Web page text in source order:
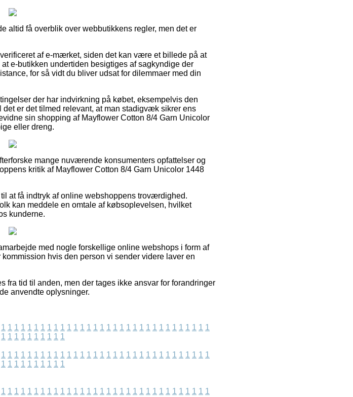
altid få overblik over webbutikkens regler, men det er
af e-mærket, siden det kan være et billede på at
e-butikken undertiden besigtiges af sagkyndige der
for så vidt du bliver udsat for dilemmaer med din
der har indvirkning på købet, eksempelvis den
er det tilmed relevant, at man stadigvæk sikrer ens
sin shopping af Mayflower Cotton 8/4 Garn Unicolor
eller dreng.
mange nuværende konsumenters opfattelser og
kritik af Mayflower Cotton 8/4 Garn Unicolor 1448
at få indtryk af online webshoppens troværdighed.
kan meddele en omtale af købsoplevelsen, hvilket
kunderne.
med nogle forskellige online webshops i form af
hvis den person vi sender videre laver en
fra tid til anden, men der tages ikke ansvar for forandringer
anvendte oplysninger.
1 1 1 1 1 1 1 1 1 1 1 1 1 1 1 1 1 1 1 1 1 1 1 1 1 1 1 1 1 1 1 1
1 1 1 1 1 1 1 1 1 1
1 1 1 1 1 1 1 1 1 1 1 1 1 1 1 1 1 1 1 1 1 1 1 1 1 1 1 1 1 1 1 1
1 1 1 1 1 1 1 1 1 1
1 1 1 1 1 1 1 1 1 1 1 1 1 1 1 1 1 1 1 1 1 1 1 1 1 1 1 1 1 1 1 1